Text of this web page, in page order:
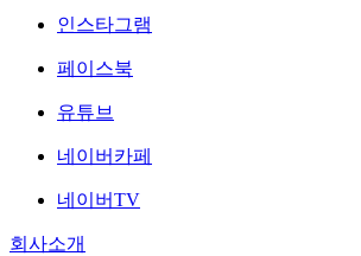
인스타그램
페이스북
유튜브
네이버카페
네이버TV
회사소개